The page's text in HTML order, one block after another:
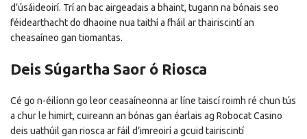
d’úsáideoirí. Trí an bac airgeadais a bhaint, tugann na bónais seo
féidearthacht do dhaoine nua taithí a fháil ar thairiscintí an
cheasaíneo gan tiomantas.
Deis Súgartha Saor ó Riosca
Cé go n-éilíonn go leor ceasaíneonna ar líne taiscí roimh ré chun tús
a chur le himirt, cuireann an bónas gan éarlais ag Robocat Casino
deis uathúil gan riosca ar fáil d’imreoirí a gcuid tairiscintí